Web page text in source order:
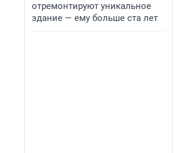
отремонтируют уникальное
здание — ему больше ста лет